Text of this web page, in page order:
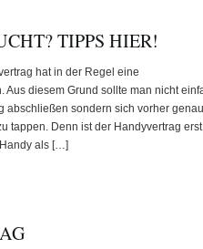
TIPPS HIER!
hat in der Regel eine
Aus diesem Grund sollte man nicht
abschließen sondern sich vorher genau
tappen. Denn ist der Handyvertrag erst
als […]